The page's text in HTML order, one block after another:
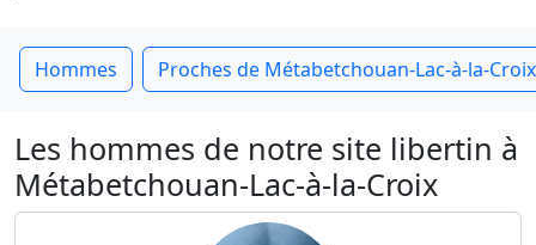
Hommes Proches de Métabetchouan-Lac-à-la-Croix
Les hommes de notre site libertin à
Métabetchouan-Lac-à-la-Croix